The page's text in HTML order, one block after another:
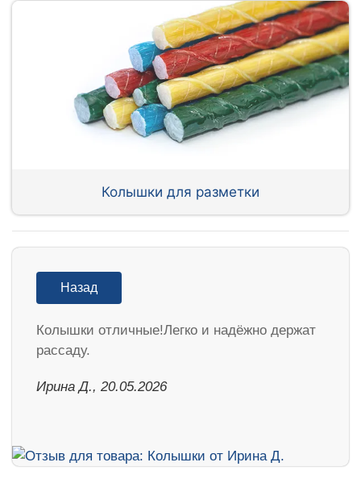
Колышки для разметки
Назад
Колышки отличные!Легко и надёжно держат
рассаду.
Ирина Д., 20.05.2026